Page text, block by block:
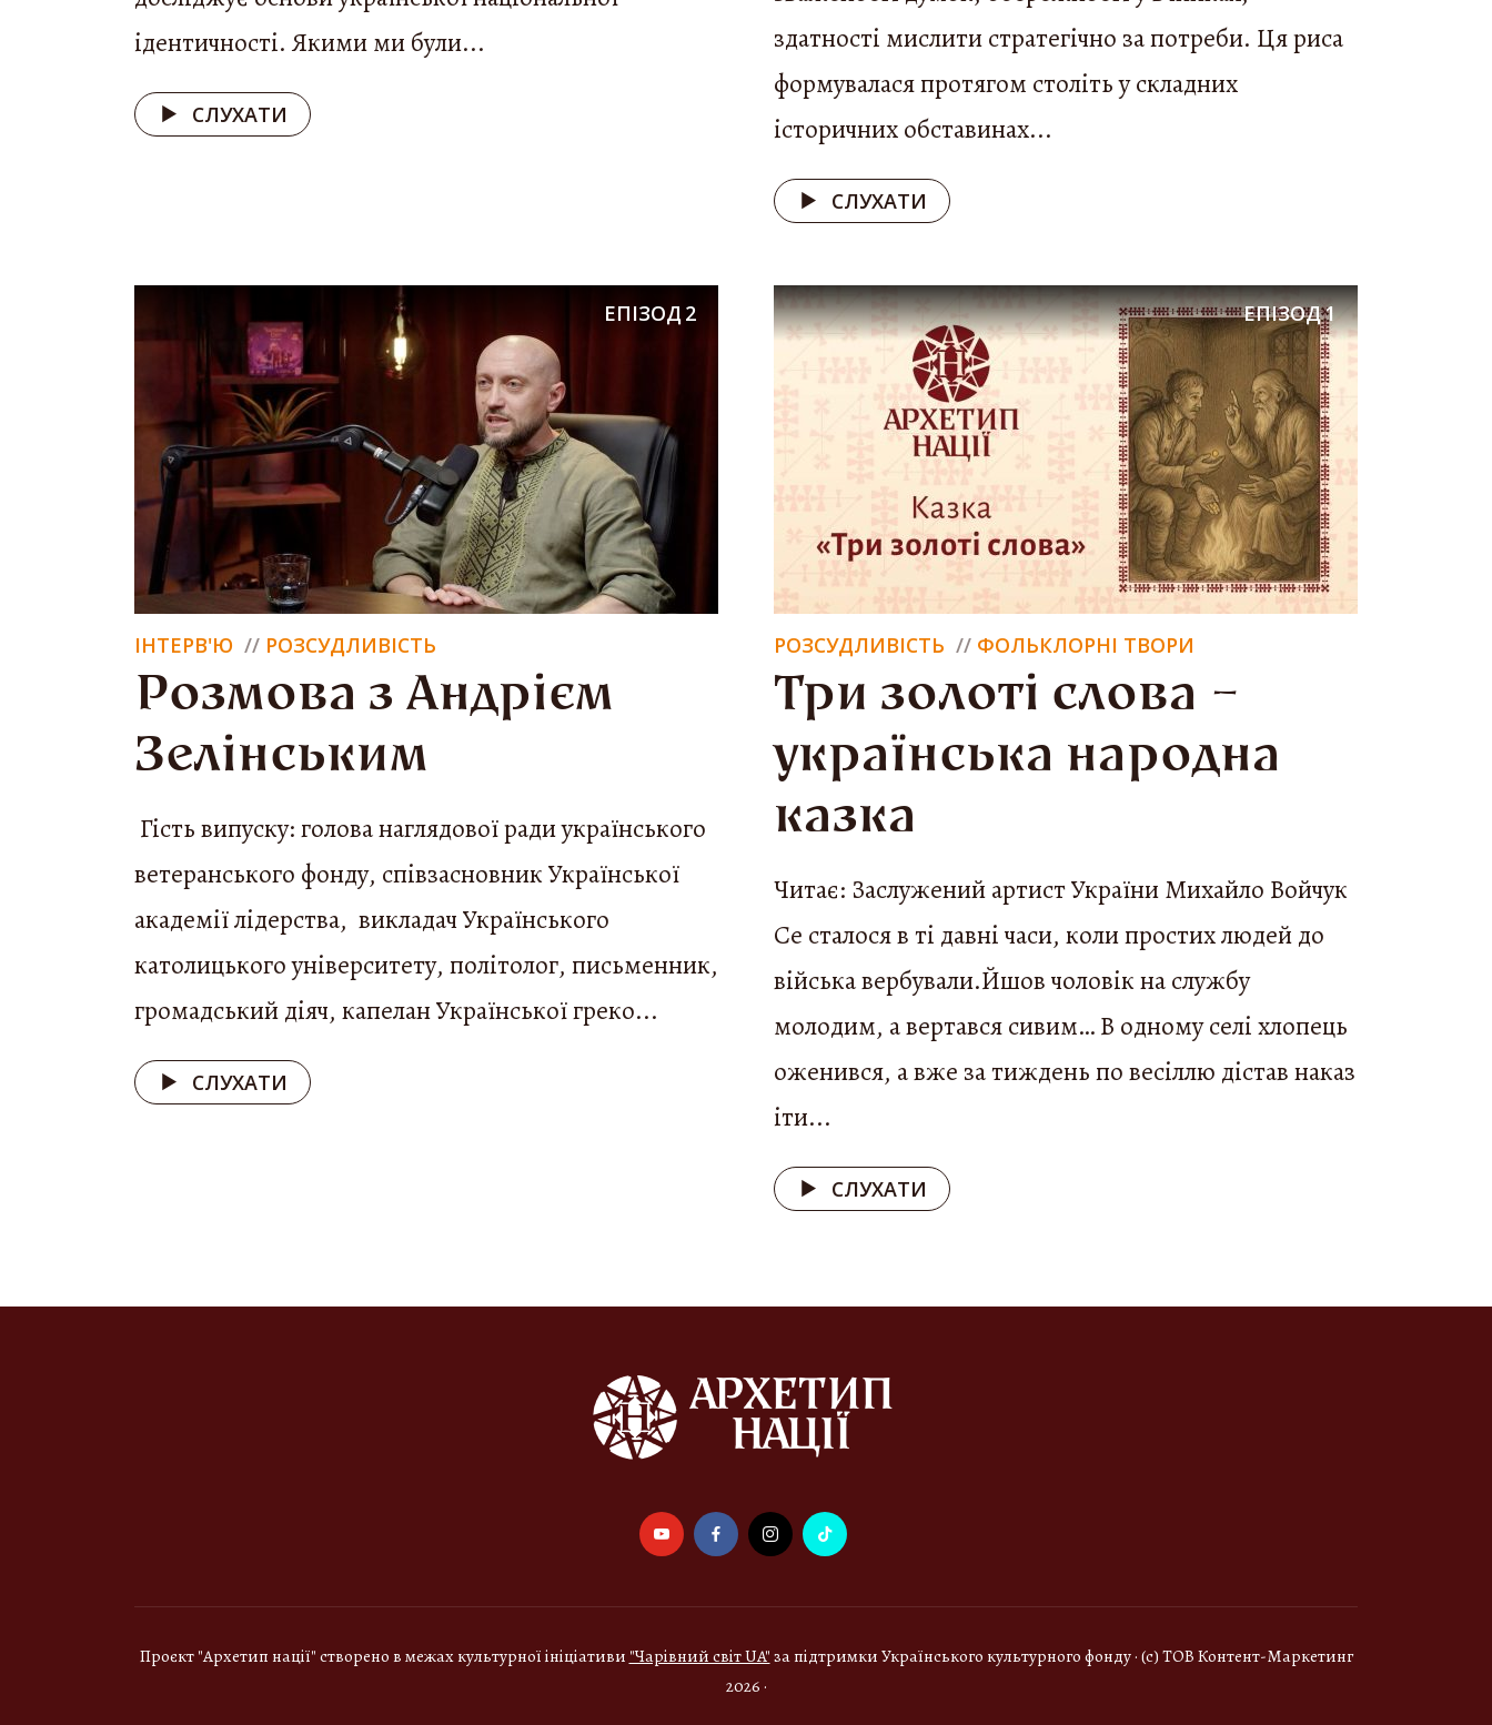
ідентичності. Якими ми були...
СЛУХАТИ
здатності мислити стратегічно за потреби. Ця риса
формувалася протягом століть у складних
історичних обставинах...
СЛУХАТИ
ЕПІЗОД 2
ІНТЕРВ'Ю РОЗСУДЛИВІСТЬ
Розмова з Андрієм
Зелінським
Гість випуску: голова наглядової ради українського
ветеранського фонду, співзасновник Української
академії лідерства, викладач Українського
католицького університету, політолог, письменник,
громадський діяч, капелан Української греко...
СЛУХАТИ
ЕПІЗОД1
РОЗСУДЛИВІСТЬ ФОЛЬКЛОРНІ ТВОРИ
Три золоті слова –
українська народна
казка
Читає: Заслужений артист України Михайло Войчук
Се сталося в ті давні часи, коли простих людей до
війська вербували.Йшов чоловік на службу
молодим, а вертався сивим… В одному селі хлопець
оженився, а вже за тиждень по весіллю дістав наказ
іти...
СЛУХАТИ
Проєкт "Архетип нації" створено в межах культурної ініціативи "Чарівний світ UA"за підтримки Українського культурного фонду · (с) ТОВ Контент-Маркетинг
2026 ·